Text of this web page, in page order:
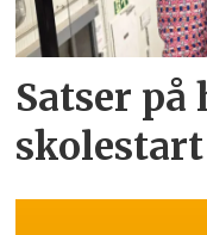
Satser
skolestart